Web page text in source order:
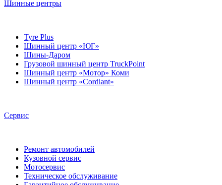
Шинный центр «ЮГ»
Шины-Даром
Грузовой шинный центр TruckPoint
Шинный центр «Мотор» Коми
Шинный центр «Cordiant»
Кузовной сервис
Мотосервис
Техническое обслуживание
Гарантийное обслуживание